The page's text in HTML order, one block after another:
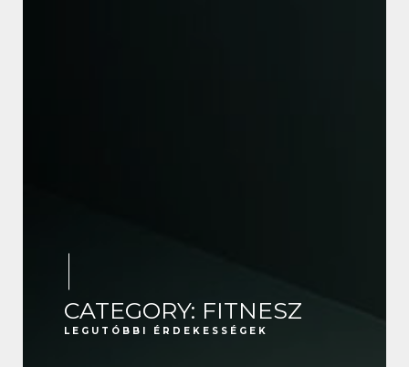
CATEGORY: FITNESZ
LEGUTÓBBI ÉRDEKESSÉGEK